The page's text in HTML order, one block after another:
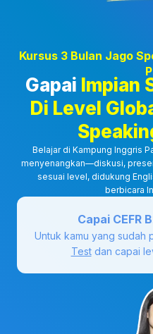
Kursus 3 Bulan Jago
Gapai Impian
Di Level
Belajar di Kampung Inggris
menyenangkan—diskusi,
sesuai level, didukung
berbicara
Capai CEFR
Untuk kamu yang sudah
Testdan capai